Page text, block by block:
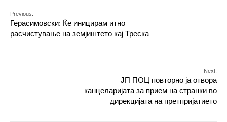
Previous:
Герасимовски: Ќе иницирам итно
расчистување на земјиштето кај Треска
Next:
ЈП ПОЦ повторно ја отвора
канцеларијата за прием на странки во
дирекцијата на претпријатието